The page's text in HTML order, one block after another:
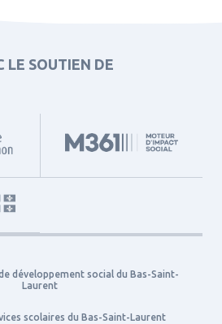
LE SOUTIEN DE
développement social du Bas-Saint-
Laurent
scolaires du Bas-Saint-Laurent